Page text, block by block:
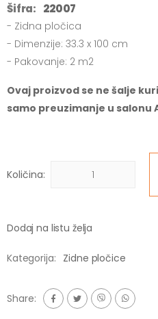
Šifra: 22007
- Zidna pločica
- Dimenzije: 33.3 x 100 cm
- Pakovanje: 2 m2
Ovaj proizvod se ne šalje
samo preuzimanje u salonu
Količina:
Dodaj na listu želja
Kategorija: Zidne pločice
Share: